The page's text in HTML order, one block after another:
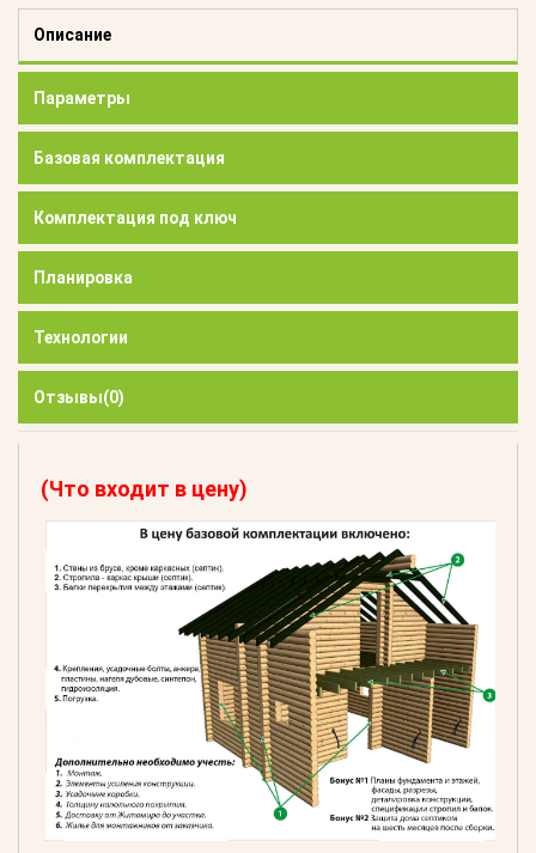
Описание
Параметры
Базовая комплектация
Комплектация под ключ
Планировка
Технологии
Отзывы(0)
(Что входит в цену)